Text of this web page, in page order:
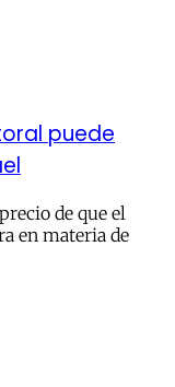
puede
de que el
en materia de